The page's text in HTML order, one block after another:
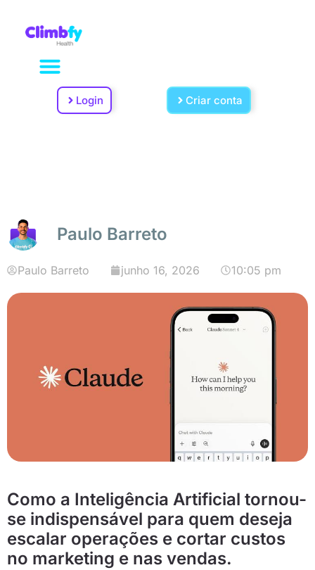
Login Criar conta
Paulo Barreto
Paulo Barreto junho 16, 2026 10:05 pm
Como a Inteligência Artificial tornou-
se indispensável para quem deseja
escalar operações e cortar custos
no marketing e nas vendas.